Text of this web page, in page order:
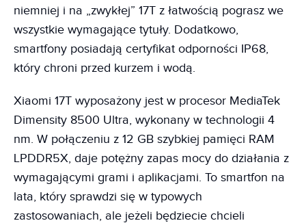
niemniej i na „zwykłej” 17T z łatwością pograsz we
wszystkie wymagające tytuły. Dodatkowo,
smartfony posiadają certyfikat odporności IP68,
który chroni przed kurzem i wodą.
Xiaomi 17T wyposażony jest w procesor MediaTek
Dimensity 8500 Ultra, wykonany w technologii 4
nm. W połączeniu z 12 GB szybkiej pamięci RAM
LPDDR5X, daje potężny zapas mocy do działania z
wymagającymi grami i aplikacjami. To smartfon na
lata, który sprawdzi się w typowych
zastosowaniach, ale jeżeli będziecie chcieli